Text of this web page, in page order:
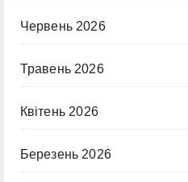
Червень 2026
Травень 2026
Квітень 2026
Березень 2026